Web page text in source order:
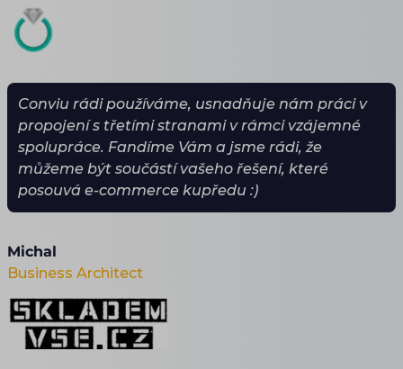
Conviu rádi používáme, usnadňuje nám práci v
propojení s třetími stranami v rámci vzájemné
spolupráce. Fandíme Vám a jsme rádi, že
můžeme být součástí vašeho řešení, které
posouvá e-commerce kupředu :)
Michal
Business Architect